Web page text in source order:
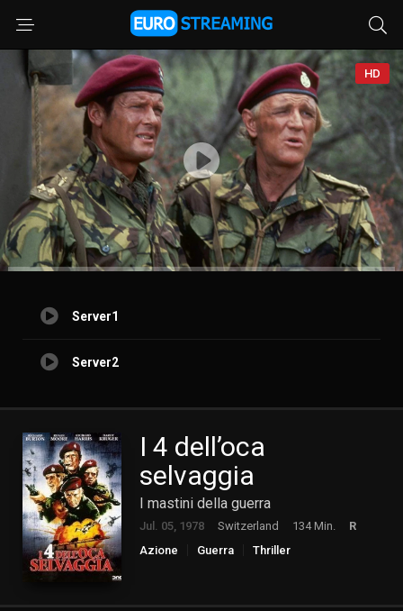
HD
Server1
Server2
I 4 dell’oca
selvaggia
I mastini della guerra
Jul. 05, 1978 Switzerland 134 Min.
R
Azione
Guerra Thriller